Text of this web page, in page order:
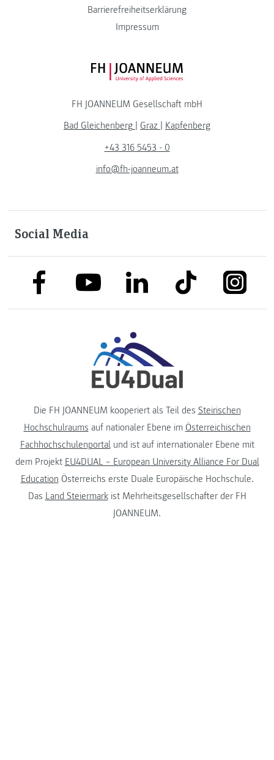
Barrierefreiheitserklärung
Impressum
FH JOANNEUM Logo
FH JOANNEUM Gesellschaft mbH
Bad Gleichenberg
Graz
Kapfenberg
+43 316 5453 - 0
info@fh-joanneum.at
Social Media
link to facebooklink to youtubelink to linkedinlink to tiktok
Die FH JOANNEUM kooperiert als Teil des Steirischen
Hochschulraums auf nationaler Ebene im Österreichischen
Fachhochschulenportalund ist auf internationaler Ebene mit
dem Projekt EU4DUAL – European University Alliance For Dual
Education Österreichs erste Duale Europäische Hochschule.
Das Land Steiermarkist Mehrheitsgesellschafter der FH
JOANNEUM.